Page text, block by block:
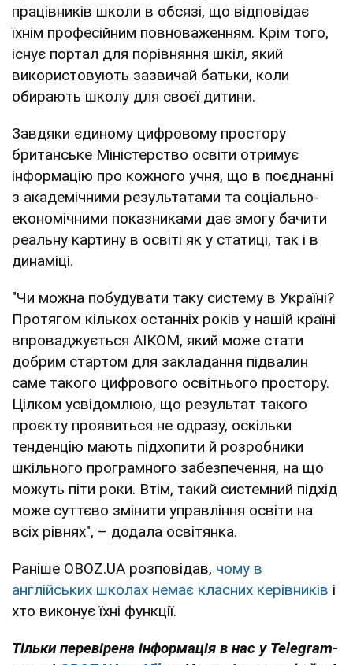
працівників школи в обсязі, що відповідає
їхнім професійним повноваженням. Крім того,
існує портал для порівняння шкіл, який
використовують зазвичай батьки, коли
обирають школу для своєї дитини.
Завдяки єдиному цифровому простору
британське Міністерство освіти отримує
інформацію про кожного учня, що в поєднанні
з академічними результатами та соціально-
економічними показниками дає змогу бачити
реальну картину в освіті як у статиці, так і в
динаміці.
"Чи можна побудувати таку систему в Україні?
Протягом кількох останніх років у нашій країні
впроваджується АІКОМ, який може стати
добрим стартом для закладання підвалин
саме такого цифрового освітнього простору.
Цілком усвідомлюю, що результат такого
проєкту проявиться не одразу, оскільки
тенденцію мають підхопити й розробники
шкільного програмного забезпечення, на що
можуть піти роки. Втім, такий системний підхід
може суттєво змінити управління освіти на
всіх рівнях", – додала освітянка.
Раніше OBOZ.UA розповідав, чому в
англійських школах немає класних керівників і
хто виконує їхні функції.
Тільки перевірена інформація в нас у Telegram-